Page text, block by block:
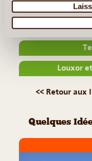
Louxor
<< Retour aux
Quelques